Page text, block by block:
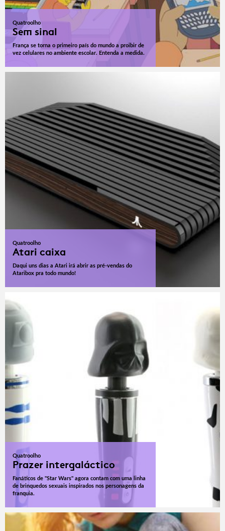
Quatroolho
Sem sinal
França se torna o primeiro país do mundo a proibir de
vez celulares no ambiente escolar. Entenda a medida.
Quatroolho
Atari caixa
Daqui uns dias a Atari irá abrir as pré-vendas do
Ataribox pra todo mundo!
Quatroolho
Prazer intergaláctico
Fanáticos de "Star Wars" agora contam com uma linha
de brinquedos sexuais inspirados nos personagens da
franquia.